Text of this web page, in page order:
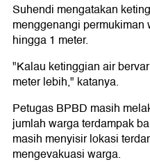
Suhendi mengatakan
menggenangi
hingga 1 meter.
"Kalau ketinggian air
meter lebih," katanya.
Petugas BPBD masih
jumlah warga terdampak
masih menyisir lokasi
mengevakuasi warga.